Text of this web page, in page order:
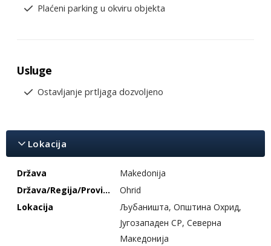
Plaćeni parking u okviru objekta
Usluge
Ostavljanje prtljaga dozvoljeno
Lokacija
Država
Makedonija
Država/Regija/Provincija
Ohrid
Lokacija
Љубаништа, Општина Охрид,
Југозападен СР, Северна
Македонија